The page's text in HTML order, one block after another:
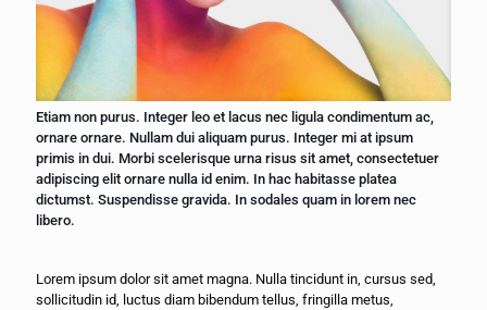
Etiam non purus. Integer leo et lacus nec ligula condimentum ac,
ornare ornare. Nullam dui aliquam purus. Integer mi at ipsum
primis in dui. Morbi scelerisque urna risus sit amet, consectetuer
adipiscing elit ornare nulla id enim. In hac habitasse platea
dictumst. Suspendisse gravida. In sodales quam in lorem nec
libero.
Lorem ipsum dolor sit amet magna. Nulla tincidunt in, cursus sed,
sollicitudin id, luctus diam bibendum tellus, fringilla metus,